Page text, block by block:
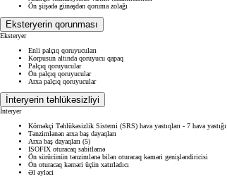
Ön şüşədə günəşdən qoruma zolağı
Eksteryerin qorunması
Eksteryer
Enli palçıq qoruyucuları
Korpusun altında qoruyucu qapaq
Palçıq qoruyucular
Ön palçıq qoruyucular
Arxa palçıq qoruyucular
İnteryerin təhlükəsizliyi
İnteryer
Köməkçi Təhlükəsizlik Sistemi (SRS) hava yastıqları - 7 hava yastığı
Tənzimlənən arxa baş dayaqları
Arxa baş dayaqları (5)
ISOFIX oturacaq sabitləmə
Ön sürücünün tənzimlənə bilən oturacaq kəməri genişləndiricisi
Ön oturacaq kəməri üçün xatırladıcı
Əl əyləci